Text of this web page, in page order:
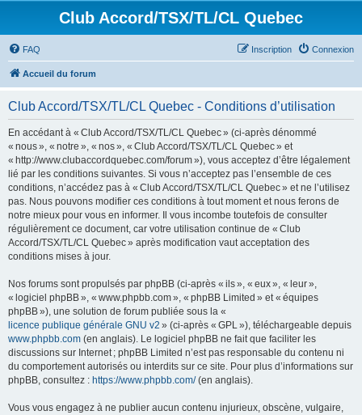
Club Accord/TSX/TL/CL Quebec
FAQ Connexion
Inscription
Accueil du forum
Club Accord/TSX/TL/CL Quebec - Conditions d’utilisation
En accédant à « Club Accord/TSX/TL/CL Quebec » (ci-après dénommé
« nous », « notre », « nos », « Club Accord/TSX/TL/CL Quebec » et
« http://www.clubaccordquebec.com/forum »), vous acceptez d’être légalement
lié par les conditions suivantes. Si vous n’acceptez pas l’ensemble de ces
conditions, n’accédez pas à « Club Accord/TSX/TL/CL Quebec » et ne l’utilisez
pas. Nous pouvons modifier ces conditions à tout moment et nous ferons de
notre mieux pour vous en informer. Il vous incombe toutefois de consulter
régulièrement ce document, car votre utilisation continue de « Club
Accord/TSX/TL/CL Quebec » après modification vaut acceptation des
conditions mises à jour.
Nos forums sont propulsés par phpBB (ci-après « ils », « eux », « leur »,
« logiciel phpBB », « www.phpbb.com », « phpBB Limited » et « équipes
phpBB »), une solution de forum publiée sous la «
licence publique générale GNU v2 » (ci-après « GPL »), téléchargeable depuis
www.phpbb.com (en anglais). Le logiciel phpBB ne fait que faciliter les
discussions sur Internet ; phpBB Limited n’est pas responsable du contenu ni
du comportement autorisés ou interdits sur ce site. Pour plus d’informations sur
phpBB, consultez : https://www.phpbb.com/(en anglais).
Vous vous engagez à ne publier aucun contenu injurieux, obscène, vulgaire,